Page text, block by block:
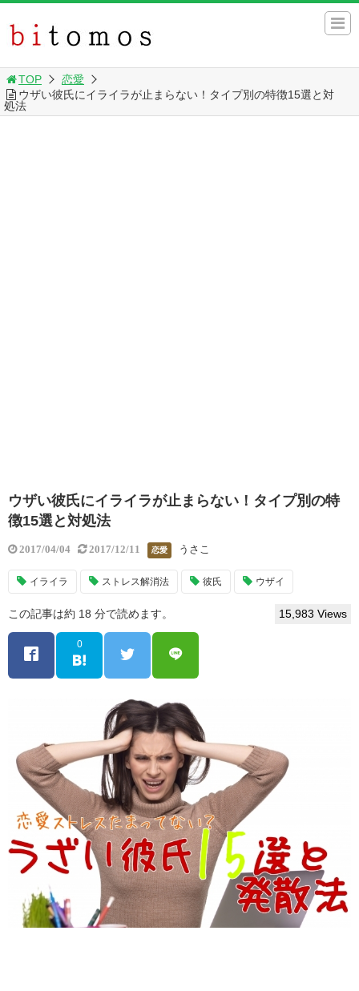
TOP
恋愛
ウザい彼氏にイライラが止まらない！タイプ別の特徴15選と対
処法
ウザい彼氏にイライラが止まらない！タイプ別の特
徴15選と対処法
2017/04/04 2017/12/11 恋愛 うさこ
イライラ ストレス解消法 彼氏 ウザイ
この記事は約 18 分で読めます。 15,983 Views
0